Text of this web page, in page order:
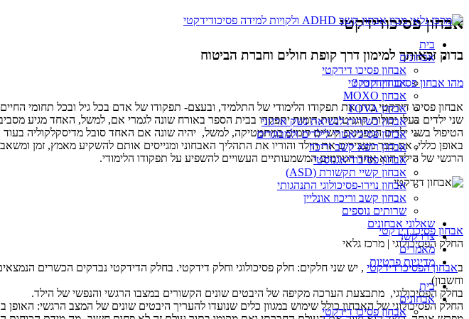
בית
אבחונים
אבחון פסיכו דידקטי
אבחון דידקטי
אבחון MOXO
אבחון TOVA
אבחון כשירות לנשיאת נשק ארגוני
אבחון פסיכיאטרי לילדים ולמבוגרים
אבחון רופא קשב וריכוז
אבחון פסיכודיאגנוסטי
אבחון קשיי תקשורת (ASD)
אבחון נוירו-פסיכולוגי התנהגותי
אבחון קשב וריכוז אונליין
שרותים נוספים
שאלוני אבחונים
צרו קשר
מאמרים
מדיניות פרטיות
בית
אבחונים
אבחון פסיכו דידקטי
אבחון פסיכודידקטי
בדוק זכאותך למימון דרך קופת חולים וחברת הביטוח
מהו אבחון פסיכו דידקטי ?
אבחון פסיכו דידקטי בוחן את תפקודו הלימודי של התלמיד, ובעצם- תפקודו של אדם בכל גיל ובכל תחומי
שני ילדים בעלי יכולות קוגניטיביות דומות יתפקדו בבית הספר באורח שונה לגמרי אם, למשל, האחד מגיע
הטיפול בשני ילדים המפגינים קשיים דומים במתמטיקה, למשל, יהיה שונה אם האחד סובל מדיסקלקוליה
באופן כללי, אם כבר מעבירים את הילד והוריו את התהליך האבחוני ומגייסים אותם להשקיע מאמץ, זמן
הרגשי של הילד הוא אחד הגורמים המשמעותיים העשויים להשפיע על תפקודו הלימודי.
אבחון פסיכו דידקטי
החלק הפסיכולוגי | מרכז גלאי
באבחון הפסיכו דידקטי , יש שני חלקים: חלק פסיכולוגי וחלק דידקטי. בחלק הדידקטי נבדקים הכשרים
וחשבון).
בחלק הפסיכולוגי, מתבצעת הערכה מקיפה של היבטים שונים הקשורים במצבו הרגשי והנפשי של הילד.
החלק הפסיכולוגי של האבחון כולל שימוש במגוון כלים שנועדו להעריך היבטים שונים של המצב הרגשי: